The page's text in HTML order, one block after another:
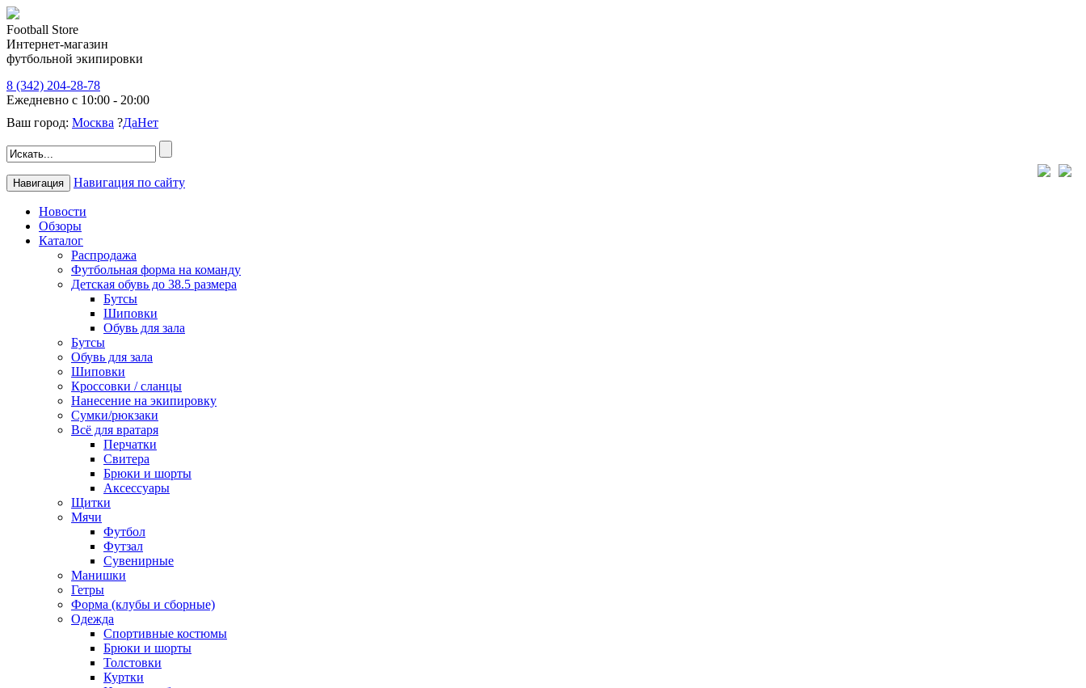
Football Store
Интернет-магазин
футбольной экипировки
8 (342) 204-28-78
Ежедневно с 10:00 - 20:00
Ваш город: Москва ?ДаНет
Навигация Навигация по сайту
Новости
Обзоры
Каталог
Распродажа
Футбольная форма на команду
Детская обувь до 38.5 размера
Бутсы
Шиповки
Обувь для зала
Бутсы
Обувь для зала
Шиповки
Кроссовки / сланцы
Нанесение на экипировку
Сумки/рюкзаки
Всё для вратаря
Перчатки
Cвитера
Брюки и шорты
Аксессуары
Щитки
Мячи
Футбол
Футзал
Сувенирные
Манишки
Гетры
Форма (клубы и сборные)
Одежда
Спортивные костюмы
Брюки и шорты
Толстовки
Куртки